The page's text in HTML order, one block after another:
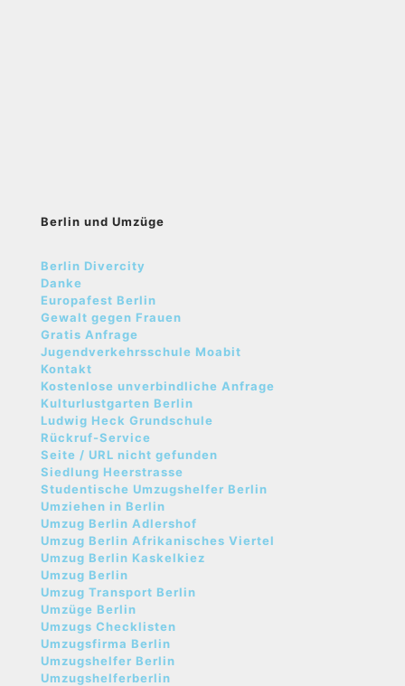
Berlin und Umzüge
Berlin Divercity
Danke
Europafest Berlin
Gewalt gegen Frauen
Gratis Anfrage
Jugendverkehrsschule Moabit
Kontakt
Kostenlose unverbindliche Anfrage
Kulturlustgarten Berlin
Ludwig Heck Grundschule
Rückruf-Service
Seite / URL nicht gefunden
Siedlung Heerstrasse
Studentische Umzugshelfer Berlin
Umziehen in Berlin
Umzug Berlin Adlershof
Umzug Berlin Afrikanisches Viertel
Umzug Berlin Kaskelkiez
Umzug Berlin
Umzug Transport Berlin
Umzüge Berlin
Umzugs Checklisten
Umzugsfirma Berlin
Umzugshelfer Berlin
Umzugshelferberlin